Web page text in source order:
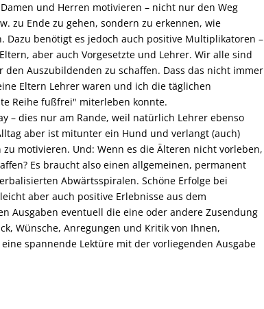
und Herren motivieren – nicht nur den Weg
zu Ende zu gehen, sondern zu erkennen, wie
benötigt es jedoch auch positive Multiplikatoren –
aber auch Vorgesetzte und Lehrer. Wir alle sind
Auszubildenden zu schaffen. Dass das nicht immer
Eltern Lehrer waren und ich die täglichen
Reihe fußfrei" miterleben konnte.
– dies nur am Rande, weil natürlich Lehrer ebenso
aber ist mitunter ein Hund und verlangt (auch)
motivieren. Und: Wenn es die Älteren nicht vorleben,
Es braucht also einen allgemeinen, permanent
Abwärtsspiralen. Schöne Erfolge bei
aber auch positive Erlebnisse aus dem
Ausgaben eventuell die eine oder andere Zusendung
Wünsche, Anregungen und Kritik von Ihnen,
spannende Lektüre mit der vorliegenden Ausgabe